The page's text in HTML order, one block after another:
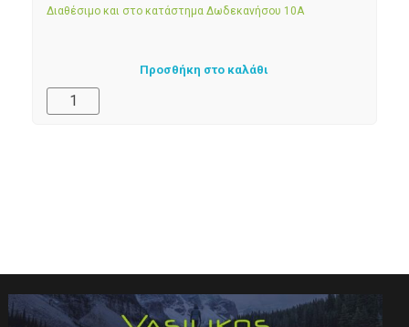
Διαθέσιμο και στο κατάστημα Δωδεκανήσου 10Α
Προσθήκη στο καλάθι